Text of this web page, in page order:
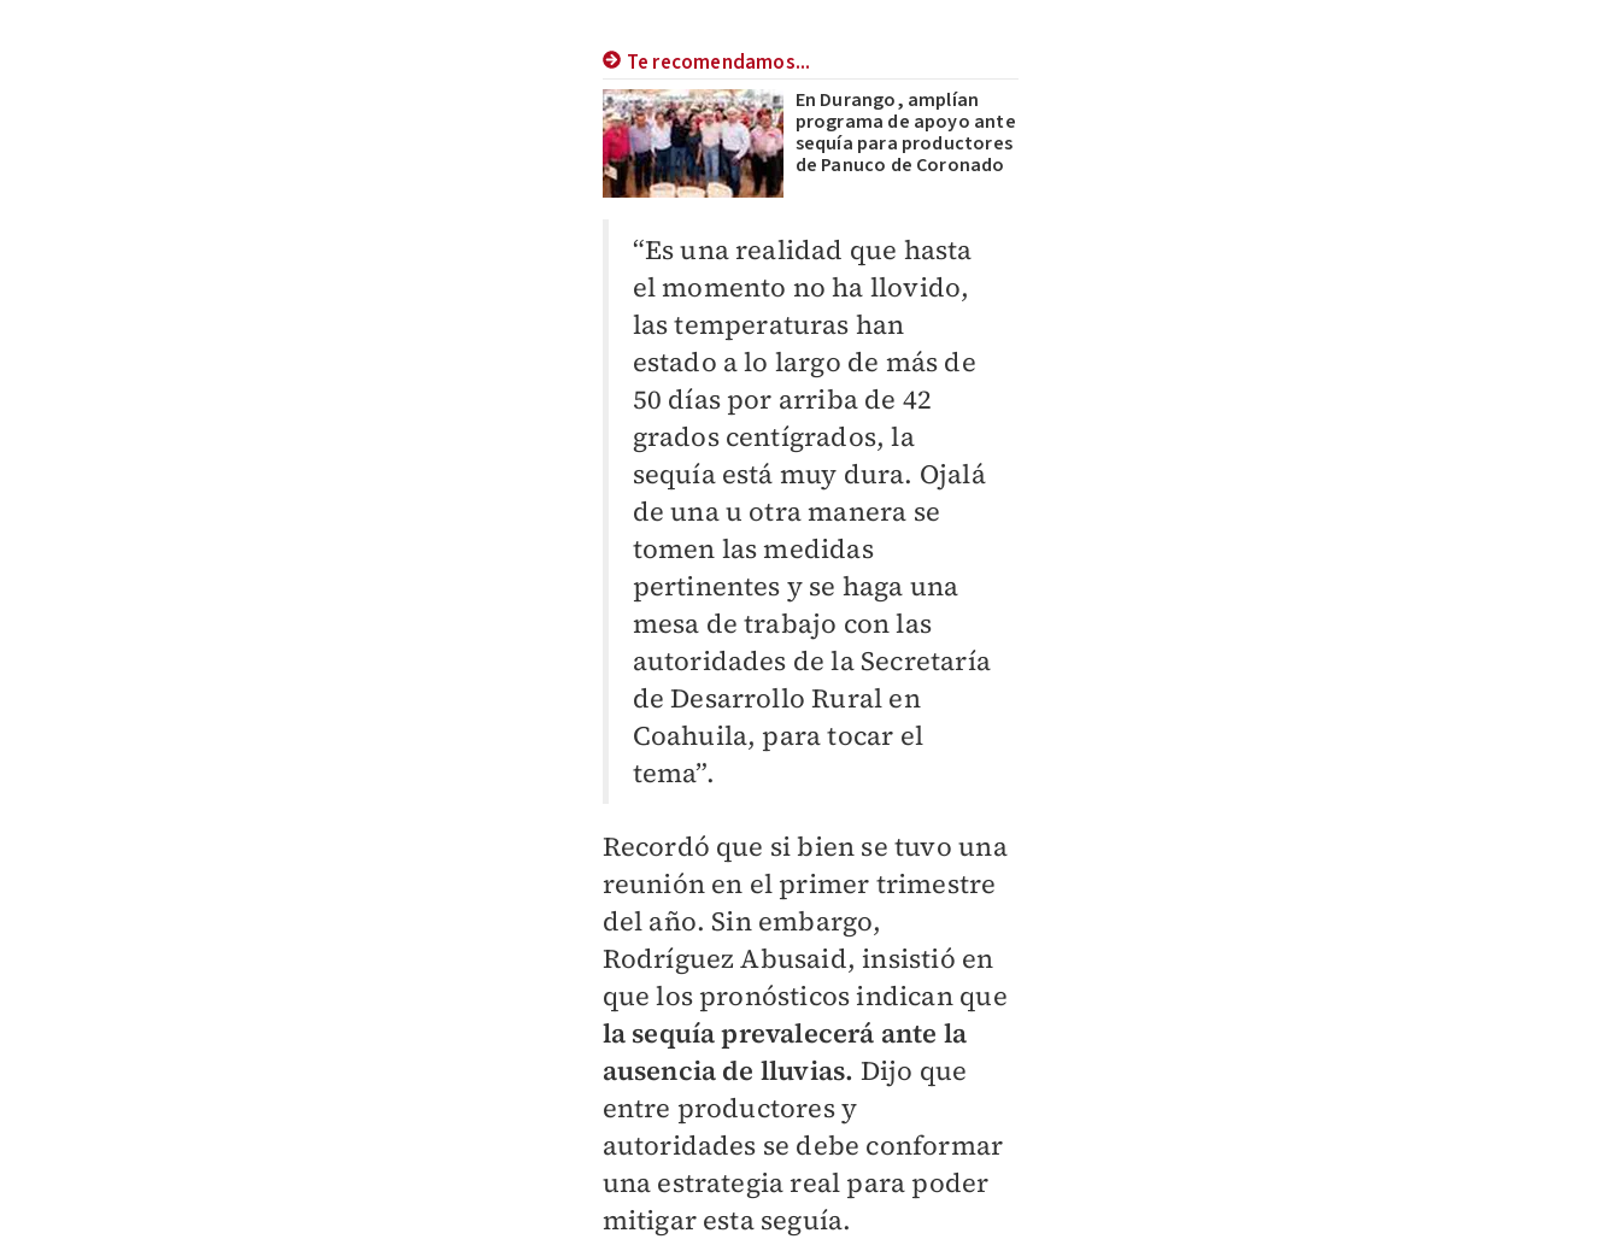
Te recomendamos...
En Durango, amplían
programa de apoyo ante
sequía para productores
de Panuco de Coronado
“Es una realidad que hasta
el momento no ha llovido,
las temperaturas han
estado a lo largo de más de
50 días por arriba de 42
grados centígrados, la
sequía está muy dura. Ojalá
de una u otra manera se
tomen las medidas
pertinentes y se haga una
mesa de trabajo con las
autoridades de la Secretaría
de Desarrollo Rural en
Coahuila, para tocar el
tema”.
Recordó que si bien se tuvo una
reunión en el primer trimestre
del año. Sin embargo,
Rodríguez Abusaid, insistió en
que los pronósticos indican que
la sequía prevalecerá ante la
ausencia de lluvias. Dijo que
entre productores y
autoridades se debe conformar
una estrategia real para poder
mitigar esta seguía.